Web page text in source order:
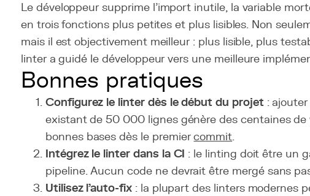
Le développeur supprime l'import inutile, la variable
en trois fonctions plus petites et plus lisibles. Non
mais il est objectivement meilleur : plus lisible, plus
linter a guidé le développeur vers une meilleure
Bonnes pratiques
Configurez le linter dès le début du projet: ajouter
existant de 50 000 lignes génère des centaines de
bonnes bases dès le premiercommit.
Intégrez le linter dans la CI : le linting doit être un
pipeline. Aucun code ne devrait être mergé sans
Utilisez l'auto-fix: la plupart des linters modernes